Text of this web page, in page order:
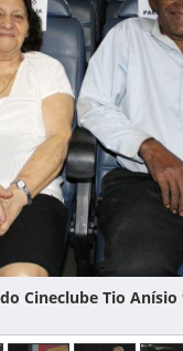
Cineclube Tio